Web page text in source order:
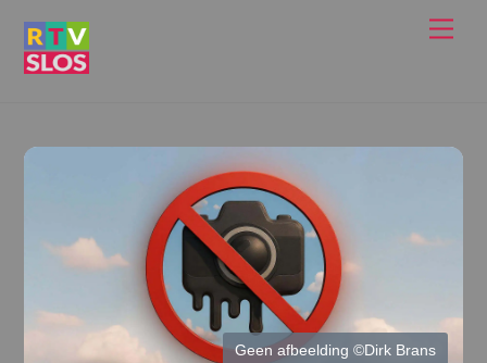
Geen afbeelding ©Dirk Brans